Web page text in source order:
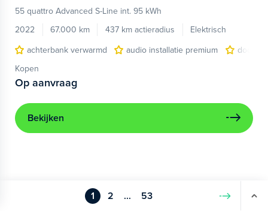
55 quattro Advanced S-Line int. 95 kWh
2022
67.000 km 437 km actieradius
Elektrisch
achterbank verwarmd
audio installatie premium
Kopen
Op aanvraag
Bekijken
1 2 ... 53 Volgende